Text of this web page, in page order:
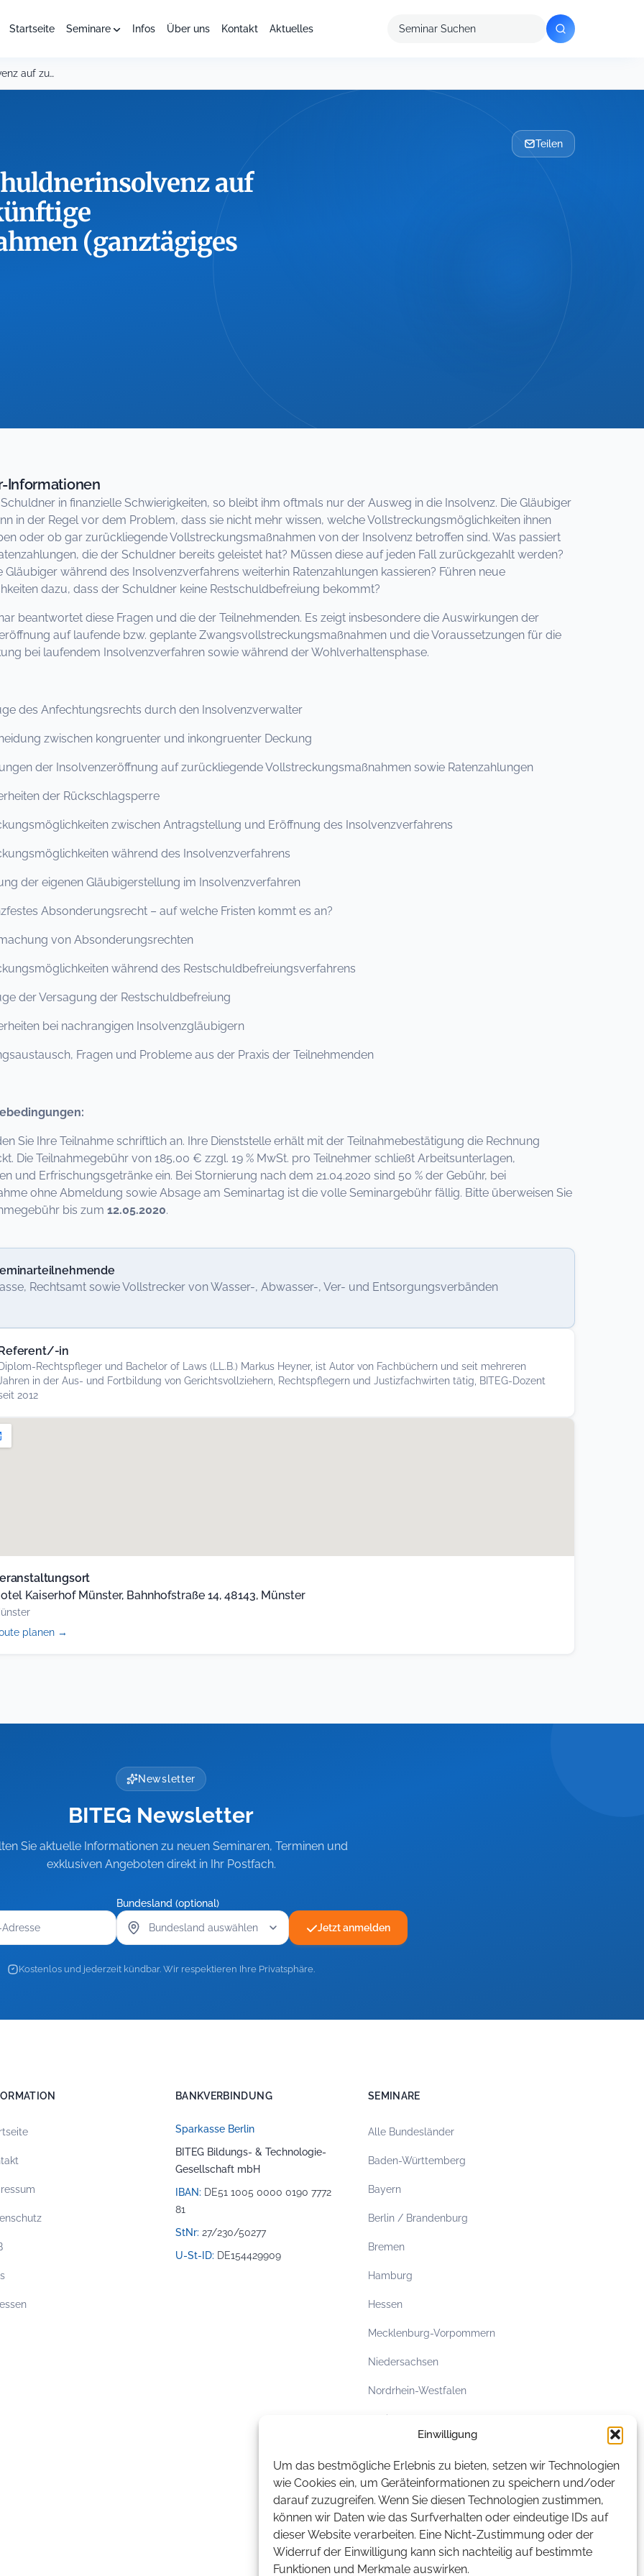
Einwilligung
Um das bestmögliche Erlebnis zu bieten, setzen wir Technologien
wie Cookies ein, um Geräteinformationen zu speichern und/oder
darauf zuzugreifen. Wenn Sie diesen Technologien zustimmen,
können wir Daten wie das Surfverhalten oder eindeutige IDs auf
dieser Website verarbeiten. Eine Nicht-Zustimmung oder der
Widerruf der Einwilligung kann sich nachteilig auf bestimmte
Funktionen und Merkmale auswirken.
Startseite Seminare Infos Über uns Kontakt Aktuelles
Seminar
Auswirkungen der Schuldnerinsolvenz auf zurückliegende und künftige Vollstreckungsmaßnahmen...
Teilen
auf
(ganztägiges
Informationen
in finanzielle Schwierigkeiten, so bleibt ihm oftmals nur der Ausweg in die Insolvenz. Die Gläubiger
in der Regel vor dem Problem, dass sie nicht mehr wissen, welche Vollstreckungsmöglichkeiten ihnen
oder ob gar zurückliegende Vollstreckungsmaßnahmen von der Insolvenz betroffen sind. Was passiert
die der Schuldner bereits geleistet hat? Müssen diese auf jeden Fall zurückgezahlt werden?
Gläubiger während des Insolvenzverfahrens weiterhin Ratenzahlungen kassieren? Führen neue
dazu, dass der Schuldner keine Restschuldbefreiung bekommt?
beantwortet diese Fragen und die der Teilnehmenden. Es zeigt insbesondere die Auswirkungen der
auf laufende bzw. geplante Zwangsvollstreckungsmaßnahmen und die Voraussetzungen für die
bei laufendem Insolvenzverfahren sowie während der Wohlverhaltensphase.
des Anfechtungsrechts durch den Insolvenzverwalter
zwischen kongruenter und inkongruenter Deckung
der Insolvenzeröffnung auf zurückliegende Vollstreckungsmaßnahmen sowie Ratenzahlungen
der Rückschlagsperre
zwischen Antragstellung und Eröffnung des Insolvenzverfahrens
während des Insolvenzverfahrens
der eigenen Gläubigerstellung im Insolvenzverfahren
Absonderungsrecht – auf welche Fristen kommt es an?
von Absonderungsrechten
während des Restschuldbefreiungsverfahrens
der Versagung der Restschuldbefreiung
bei nachrangigen Insolvenzgläubigern
Fragen und Probleme aus der Praxis der Teilnehmenden
Sie Ihre Teilnahme schriftlich an. Ihre Dienststelle erhält mit der Teilnahmebestätigung die Rechnung
Die Teilnahmegebühr von 185,00 € zzgl. 19 % MwSt. pro Teilnehmer schließt Arbeitsunterlagen,
und Erfrischungsgetränke ein. Bei Stornierung nach dem 21.04.2020 sind 50 % der Gebühr, bei
ohne Abmeldung sowie Absage am Seminartag ist die volle Seminargebühr fällig. Bitte überweisen Sie
bis zum 12.05.2020.
Rechtsamt sowie Vollstrecker von Wasser-, Abwasser-, Ver- und Entsorgungsverbänden
in
Rechtspfleger und Bachelor of Laws (LL.B.) Markus Heyner, ist Autor von Fachbüchern und seit mehreren
in der Aus- und Fortbildung von Gerichtsvollziehern, Rechtspflegern und Justizfachwirten tätig, BITEG-Dozent
2012
Kaiserhof Münster, Bahnhofstraße 14, 48143, Münster
planen →
Newsletter
BITEG Newsletter
Sie aktuelle Informationen zu neuen Seminaren, Terminen und
exklusiven Angeboten direkt in Ihr Postfach.
Bundesland (optional)
Jetzt anmelden
Kostenlos und jederzeit kündbar. Wir respektieren Ihre Privatsphäre.
BANKVERBINDUNG
Sparkasse Berlin
BITEG Bildungs- & Technologie-
Gesellschaft mbH
IBAN: DE51 1005 0000 0190 7772
81
StNr: 27/230/50277
U-St-ID: DE154429909
SEMINARE
Alle Bundesländer
Baden-Württemberg
Bayern
Berlin / Brandenburg
Bremen
Hamburg
Hessen
Mecklenburg-Vorpommern
Niedersachsen
Nordrhein-Westfalen
Sachsen
Sachsen-Anhalt
Schleswig-Holstein
Thüringen